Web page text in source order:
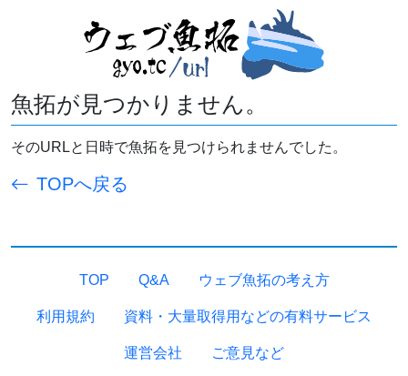
魚拓が見つかりません。
そのURLと日時で魚拓を見つけられませんでした。
TOPへ戻る
TOP Q&A ウェブ魚拓の考え方
利用規約 資料・大量取得用などの有料サービス
運営会社 ご意見など